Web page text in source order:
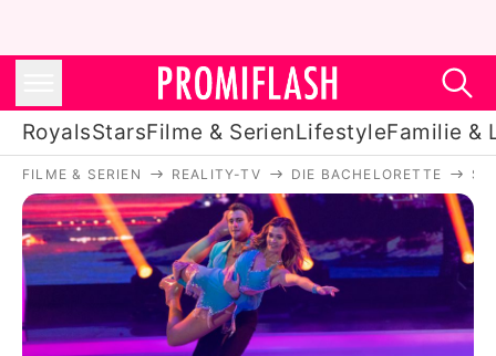
RoyalsStarsFilme & SerienLifestyleFamilie &
Royals
Stars
Filme & Serien
Lifestyle
FILME & SERIEN REALITY-TV DIE BACHELORETTE